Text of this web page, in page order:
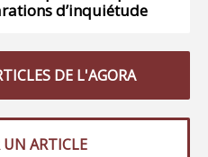
d’inquiétude
DE L'AGORA
UN ARTICLE